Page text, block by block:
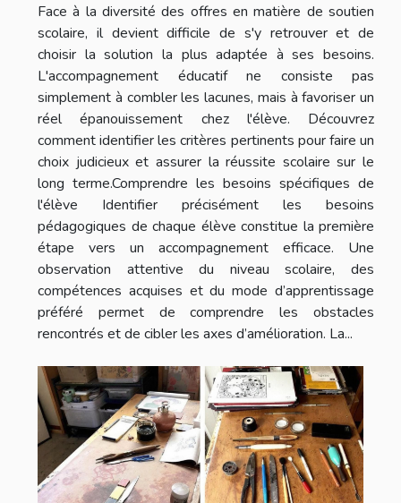
Face à la diversité des offres en matière de soutien
scolaire, il devient difficile de s'y retrouver et de
choisir la solution la plus adaptée à ses besoins.
L'accompagnement éducatif ne consiste pas
simplement à combler les lacunes, mais à favoriser un
réel épanouissement chez l'élève. Découvrez
comment identifier les critères pertinents pour faire un
choix judicieux et assurer la réussite scolaire sur le
long terme.Comprendre les besoins spécifiques de
l'élève Identifier précisément les besoins
pédagogiques de chaque élève constitue la première
étape vers un accompagnement efficace. Une
observation attentive du niveau scolaire, des
compétences acquises et du mode d’apprentissage
préféré permet de comprendre les obstacles
rencontrés et de cibler les axes d’amélioration. La...